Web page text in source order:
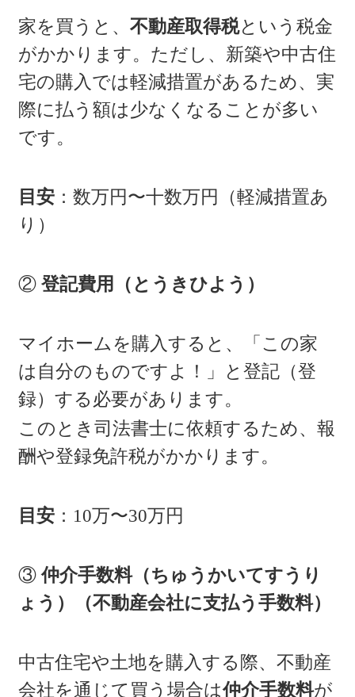
家を買うと、不動産取得税という税金
がかかります。ただし、新築や中古住
宅の購入では軽減措置があるため、実
際に払う額は少なくなることが多い
です。
目安 ：数万円〜十数万円（軽減措置あ
り）
② 登記費用（とうきひよう）
マイホームを購入すると、「この家
は自分のものですよ！」と登記（登
録）する必要があります。
このとき司法書士に依頼するため、報
酬や登録免許税がかかります。
目安 ：10万〜30万円
③仲介手数料（ちゅうかいてすうり
ょう）（不動産会社に支払う手数料）
中古住宅や土地を購入する際、不動産
会社を通じて買う場合は仲介手数料が